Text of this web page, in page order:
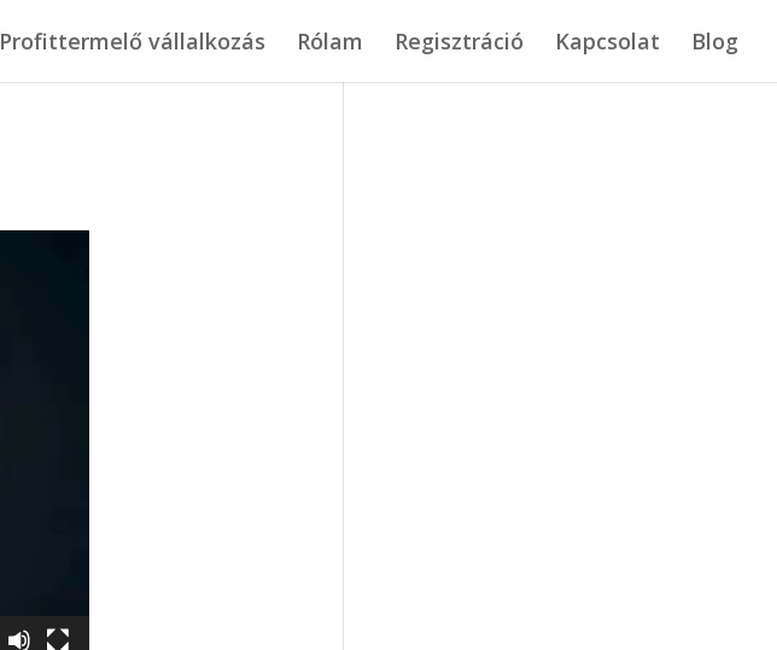
Profittermelő vállalkozás Rólam Regisztráció Kapcsolat Blog